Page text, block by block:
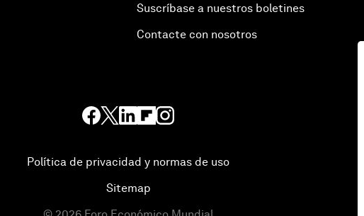
Suscríbase a nuestros boletines
Contacte con nosotros
Política de privacidad y normas de uso
Sitemap